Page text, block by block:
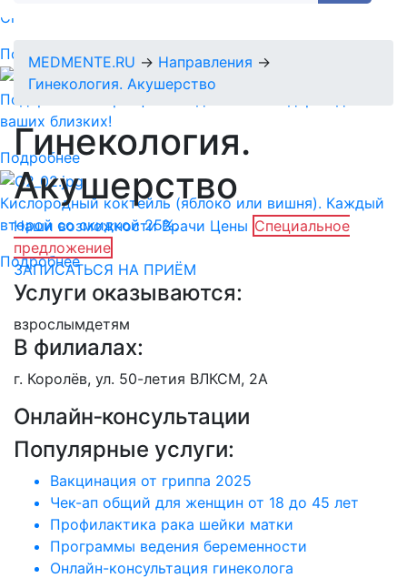
Спермограмма + MAR тест = 5890 руб.
Подробнее
Подарочный сертификат-идеальный подарок для
ваших близких!
Подробнее
Кислородный коктейль (яблоко или вишня). Каждый
второй со скидкой 25%.
Подробнее
MEDMENTE.RU → Направления →
Гинекология. Акушерство
Гинекология.
Акушерство
Наши возможности Врачи Цены Специальное
предложение
ЗАПИСАТЬСЯ НА ПРИЁМ
Услуги оказываются:
взрослымдетям
В филиалах:
г. Королёв, ул. 50-летия ВЛКСМ, 2А
Онлайн‑консультации
Популярные услуги:
Вакцинация от гриппа 2025
Чек-ап общий для женщин от 18 до 45 лет
Профилактика рака шейки матки
Программы ведения беременности
Онлайн-консультация гинеколога